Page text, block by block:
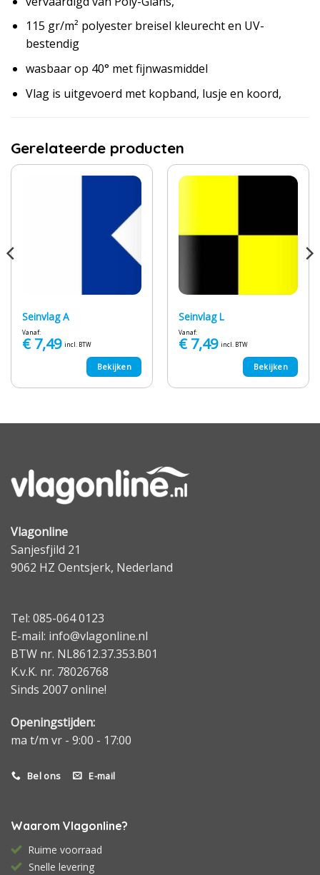
115 gr/m² polyester breisel kleurecht en UV-
bestendig
wasbaar op 40° met fijnwasmiddel
Vlag is uitgevoerd met kopband, lusje en koord,
Gerelateerde producten
Seinvlag A
Vanaf:
€7,49 incl. BTW
Bekijken
Seinvlag L
Vanaf:
€7,49 incl. BTW
Bekijken
Vlagonline
Sanjesfjild 21
9062 HZ Oentsjerk, Nederland
Tel: 085-064 0123
E-mail: info@vlagonline.nl
BTW nr. NL8612.37.353.B01
K.v.K. nr. 78026768
Sinds 2007 online!
Openingstijden:
ma t/m vr - 9:00 - 17:00
Bel ons E-mail
Waarom Vlagonline?
Ruime voorraad
Snelle levering